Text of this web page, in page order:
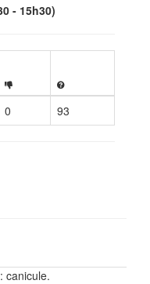
- 15h30)
0 93
canicule.